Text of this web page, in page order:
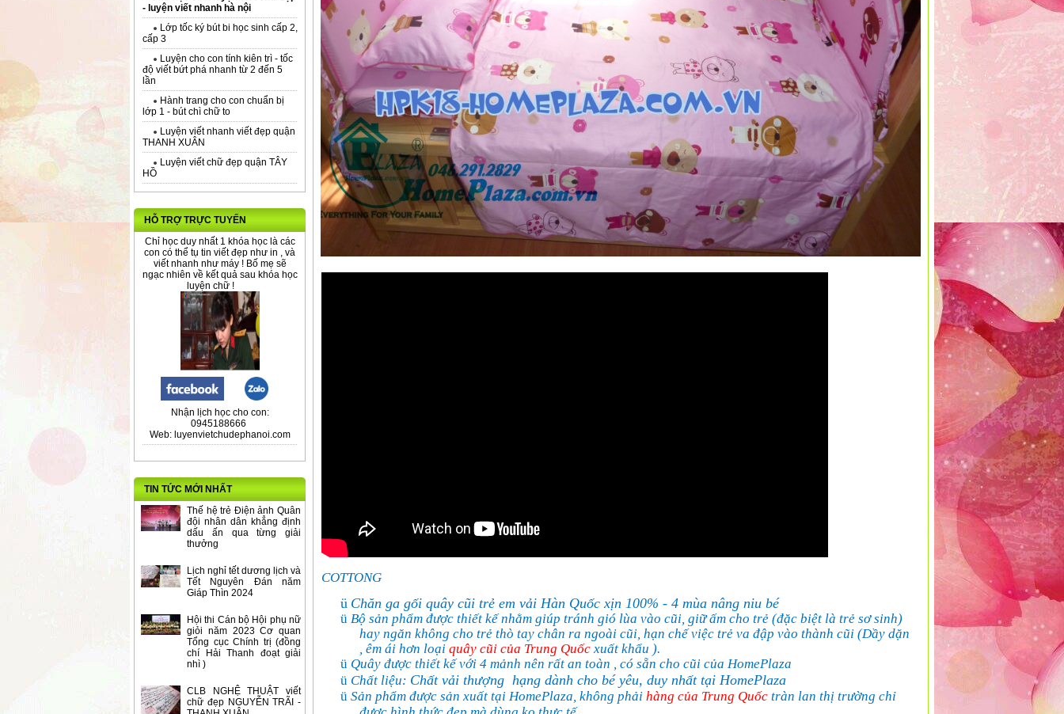
- luyện viết nhanh hà nội
Lớp tốc ký bút bi học sinh cấp 2,
cấp 3
Luyện cho con tính kiên trì - tốc
độ viết bứt phá nhanh từ 2 đến 5
lần
Hành trang cho con chuẩn bị
lớp 1 - bút chì chữ to
Luyện viết nhanh viết đẹp quận
THANH XUÂN
Luyện viết chữ đẹp quận TÂY
HỒ
HỖ TRỢ TRỰC TUYẾN
Chỉ học duy nhất 1 khóa học là các
con có thể tụ tin viết đẹp như in , và
viết nhanh như máy ! Bố mẹ sẽ
ngạc nhiên về kết quả sau khóa học
luyện chữ !
Nhận lịch học cho con:
0945188666
Web: luyenvietchudephanoi.com
TIN TỨC MỚI NHẤT
Thế hệ trẻ Điện ảnh Quân
đội nhân dân khẳng định
dấu ấn qua từng giải
thưởng
Lịch nghỉ tết dương lịch và
Tết Nguyên Đán năm
Giáp Thìn 2024
Hội thi Cán bộ Hội phụ nữ
giỏi năm 2023 Cơ quan
Tổng cục Chính trị (đồng
chí Hải Thanh đoạt giải
nhì )
CLB NGHỆ THUẬT viết
chữ đẹp NGUYỄN TRÃI -
COTTONG
ü Chăn ga gối quây cũi trẻ em vải Hàn Quốc xịn 100% - 4 mùa nâng niu bé
ü Bộ sản phẩm được thiết kế nhằm giúp tránh gió lùa vào cũi, giữ ấm cho trẻ (đặc biệt là trẻ sơ sinh)
hay ngăn không cho trẻ thò tay chân ra ngoài cũi, hạn chế việc trẻ va đập vào thành cũi (Dầy dặn
, êm ái hơn loại quây cũi của Trung Quốcxuất khẩu ).
ü Quây được thiết kế với 4 mảnh nên rất an toàn , có sẵn cho cũi của HomePlaza
ü Chất liệu: Chất vải thượng hạng dành cho bé yêu, duy nhất tại HomePlaza
ü Sản phẩm được sản xuất tại HomePlaza, không phải hàng của Trung Quốctràn lan thị trường chỉ